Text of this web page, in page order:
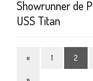
Showrunner de
USS Titan
« 1 2